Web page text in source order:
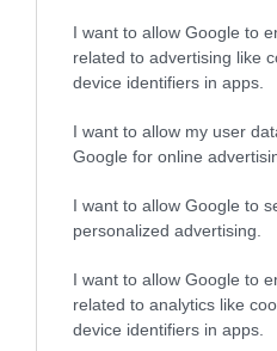
I want to allow Google to
related to advertising like
device identifiers in apps.
I want to allow my user
Google for online
I want to allow Google to
personalized advertising.
I want to allow Google to
related to analytics like
device identifiers in apps.